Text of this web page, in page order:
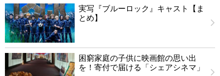
実写『ブルーロック』キャスト【ま
とめ】
困窮家庭の子供に映画館の思い出
を！寄付で届ける「シェアシネマ」